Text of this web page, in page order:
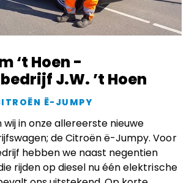
‘t Hoen -
J.W. ’t Hoen
Ë-JUMPY
wij in onze allereerste nieuwe
de Citroën ë-Jumpy. Voor
hebben we naast negentien
rijden op diesel nu één elektrische